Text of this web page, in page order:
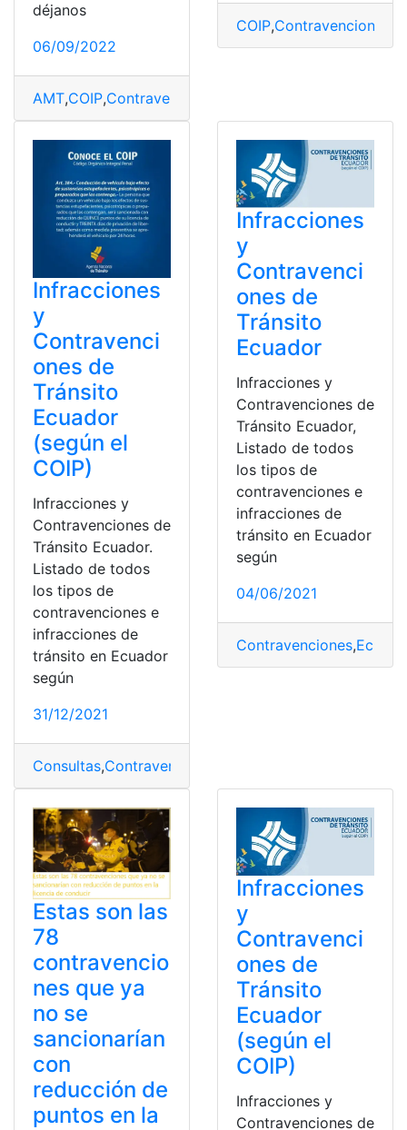
déjanos
06/09/2022
AMT,COIP,Contravenciones
COIP,Contravenciones
Infracciones
y
Contravenci
ones de
Tránsito
Ecuador
(según el
COIP)
Infracciones y
Contravenciones de
Tránsito Ecuador.
Listado de todos
los tipos de
contravenciones e
infracciones de
tránsito en Ecuador
según
31/12/2021
Consultas,Contravenciones
Infracciones
y
Contravenci
ones de
Tránsito
Ecuador
Infracciones y
Contravenciones de
Tránsito Ecuador,
Listado de todos
los tipos de
contravenciones e
infracciones de
tránsito en Ecuador
según
04/06/2021
Contravenciones,
Estas son las
78
contravencio
nes que ya
no se
sancionarían
con
reducción de
puntos en la
Infracciones
y
Contravenci
ones de
Tránsito
Ecuador
(según el
COIP)
Infracciones y
Contravenciones de